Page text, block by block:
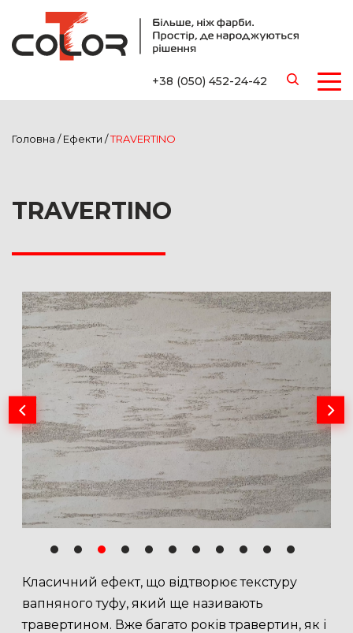
+38 (050) 452-24-42
Головна /Ефекти /TRAVERTINO
TRAVERTINO
Класичний ефект, що відтворює текстуру
вапняного туфу, який ще називають
травертином. Вже багато років травертин, як і